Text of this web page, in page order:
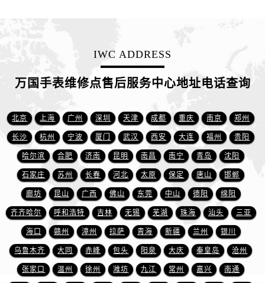
山东省东营市东营区济南路万国售后服务中心（需提前预约）
山东省济宁市任城区太白楼路万国售后服务中心（需提前预约）
山东省莱芜市文化南路8号银座商城名表维修一楼名表维修万国售后服务中心（需提前预约）
山东省临沂市兰山区解放路万国售后服务中心（需提前预约）
山东省日照市东港区烟台路万国售后服务中心（需提前预约）
山东省泰安市泰山区财源街道泰山大街万国售后服务中心（需提前预约）
山东省威海市环翠区新威海路89号振华商厦一楼名表维修万国售后服务中心（需提前预约）
山东省潍坊市奎文区东风东街万国售后服务中心（需提前预约）
山东省枣庄市滕州市北辛路与善国路交叉口万国售后服务中心（需提前预约）
山东省淄博市张店区金晶大道万国售后服务中心（需提前预约）
上海市黄浦区南京东路299号宏伊国际广场写字楼8层806室万国售后服务中心（需提前预约）
上海市徐汇区虹桥路3号港汇中心2座37层3705室万国售后服务中心（需提前预约）
IWC ADDRESS
万国手表维修点售后服务中心地址电话查询
北京 上海 广州 深圳 天津 成都 重庆 南京 郑州
长沙 杭州 宁波 厦门 武汉 西安 大连 福州 贵阳
哈尔滨 合肥 济南 昆明 南昌 南宁 青岛 沈阳
石家庄 苏州 长春 河北 太原 保定 唐山 邯郸
廊坊 昆山 广西 佛山 东莞 中山 德阳 绵阳
齐齐哈尔 呼和浩特 吉林 无锡 芜湖 珠海 汕头 三亚
海口 赣州 漳州 拉萨 青海 新疆 兰州 银川
乌鲁木齐 大同 赤峰 包头 阳泉 大庆 秦皇岛 沧州
张家口 温州 徐州 潍坊 九江 常州 嘉兴 南通